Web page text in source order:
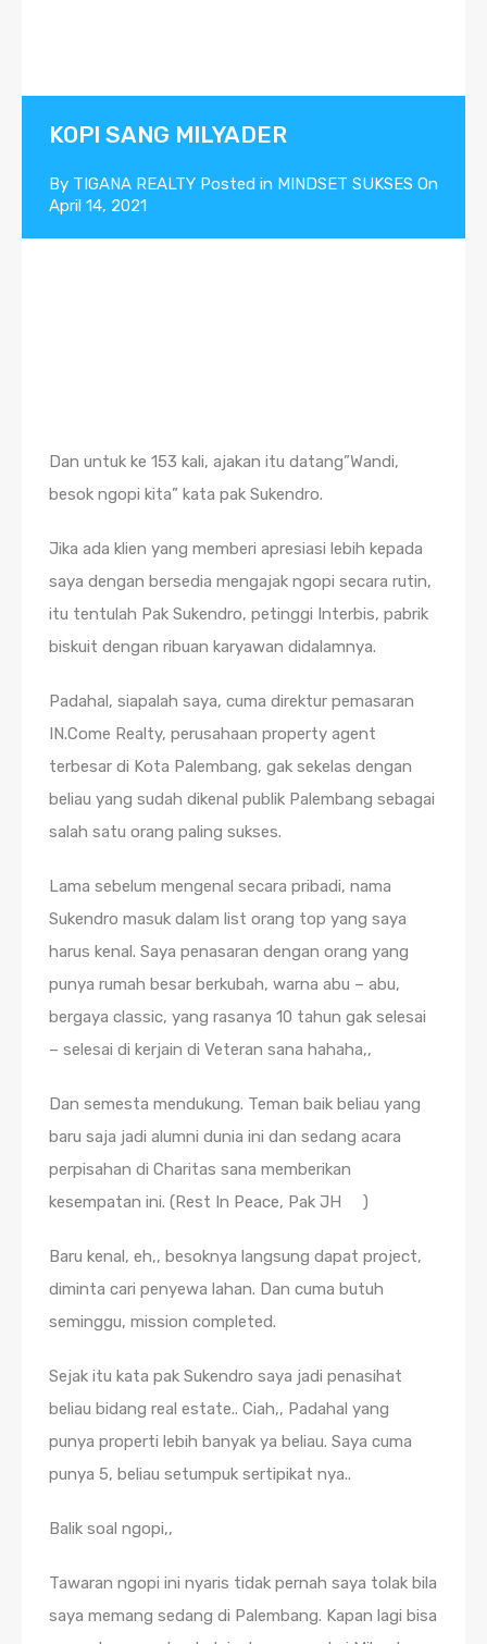
KOPI SANG MILYADER
By TIGANA REALTY Posted in MINDSET SUKSES On
April 14, 2021
Dan untuk ke 153 kali, ajakan itu datang”Wandi,
besok ngopi kita” kata pak Sukendro.
Jika ada klien yang memberi apresiasi lebih kepada
saya dengan bersedia mengajak ngopi secara rutin,
itu tentulah Pak Sukendro, petinggi Interbis, pabrik
biskuit dengan ribuan karyawan didalamnya.
Padahal, siapalah saya, cuma direktur pemasaran
IN.Come Realty, perusahaan property agent
terbesar di Kota Palembang, gak sekelas dengan
beliau yang sudah dikenal publik Palembang sebagai
salah satu orang paling sukses.
Lama sebelum mengenal secara pribadi, nama
Sukendro masuk dalam list orang top yang saya
harus kenal. Saya penasaran dengan orang yang
punya rumah besar berkubah, warna abu – abu,
bergaya classic, yang rasanya 10 tahun gak selesai
– selesai di kerjain di Veteran sana hahaha,,
Dan semesta mendukung. Teman baik beliau yang
baru saja jadi alumni dunia ini dan sedang acara
perpisahan di Charitas sana memberikan
kesempatan ini. (Rest In Peace, Pak JH
)
Baru kenal, eh,, besoknya langsung dapat project,
diminta cari penyewa lahan. Dan cuma butuh
seminggu, mission completed.
Sejak itu kata pak Sukendro saya jadi penasihat
beliau bidang real estate.. Ciah,, Padahal yang
punya properti lebih banyak ya beliau. Saya cuma
punya 5, beliau setumpuk sertipikat nya..
Balik soal ngopi,,
Tawaran ngopi ini nyaris tidak pernah saya tolak bila
saya memang sedang di Palembang. Kapan lagi bisa